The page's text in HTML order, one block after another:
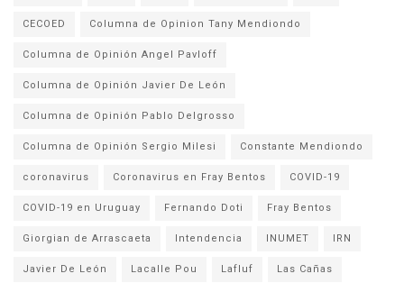
CECOED Columna de Opinion Tany Mendiondo
Columna de Opinión Angel Pavloff
Columna de Opinión Javier De León
Columna de Opinión Pablo Delgrosso
Columna de Opinión Sergio Milesi Constante Mendiondo
coronavirus Coronavirus en Fray Bentos COVID-19
COVID-19 en Uruguay Fernando Doti Fray Bentos
Giorgian de Arrascaeta Intendencia INUMET IRN
Javier De León Lacalle Pou Lafluf Las Cañas